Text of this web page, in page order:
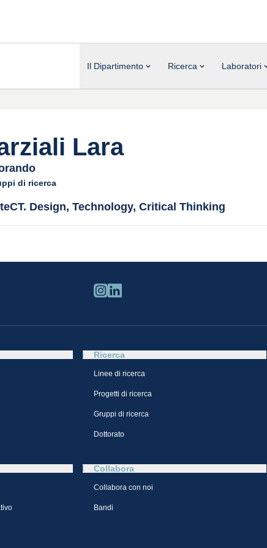
Il Dipartimento Ricerca Laboratori
Lara
di ricerca
Design, Technology, Critical Thinking
Ricerca
Linee di ricerca
Progetti di ricerca
Gruppi di ricerca
Dottorato
Collabora
Collabora con noi
Bandi